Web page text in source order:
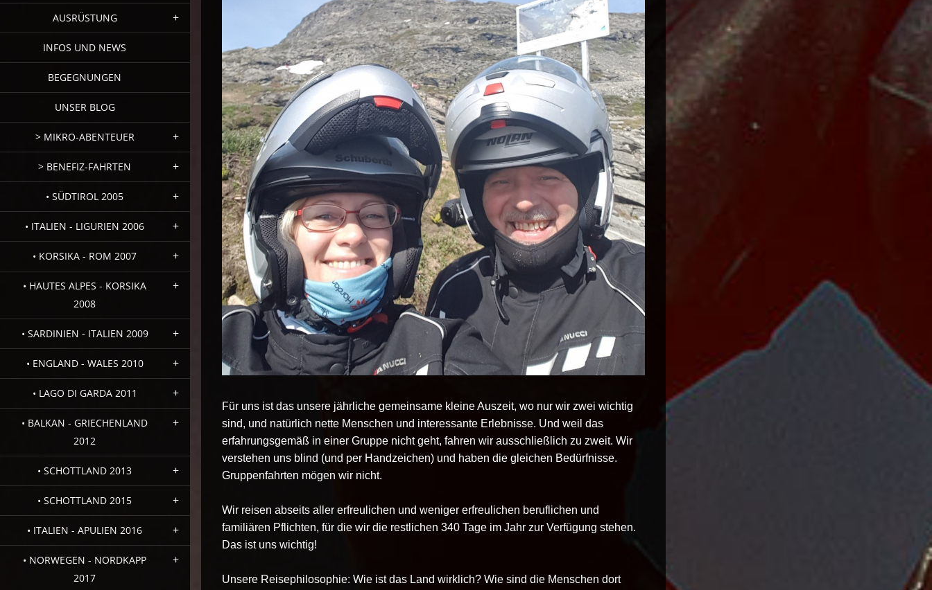
AUSRÜSTUNG
INFOS UND NEWS
BEGEGNUNGEN
UNSER BLOG
> MIKRO-ABENTEUER
> BENEFIZ-FAHRTEN
• SÜDTIROL 2005
• ITALIEN - LIGURIEN 2006
• KORSIKA - ROM 2007
• HAUTES ALPES - KORSIKA
2008
• SARDINIEN - ITALIEN 2009
• ENGLAND - WALES 2010
• LAGO DI GARDA 2011
• BALKAN - GRIECHENLAND
2012
• SCHOTTLAND 2013
• SCHOTTLAND 2015
• ITALIEN - APULIEN 2016
• NORWEGEN - NORDKAPP
2017
Für uns ist das unsere jährliche gemeinsame kleine Auszeit, wo nur wir zwei wichtig
sind, und natürlich nette Menschen und interessante Erlebnisse. Und weil das
erfahrungsgemäß in einer Gruppe nicht geht, fahren wir ausschließlich zu zweit. Wir
verstehen uns blind (und per Handzeichen) und haben die gleichen Bedürfnisse.
Gruppenfahrten mögen wir nicht.
Wir reisen abseits aller erfreulichen und weniger erfreulichen beruflichen und
familiären Pflichten, für die wir die restlichen 340 Tage im Jahr zur Verfügung stehen.
Das ist uns wichtig!
Unsere Reisephilosophie: Wie ist das Land wirklich? Wie sind die Menschen dort